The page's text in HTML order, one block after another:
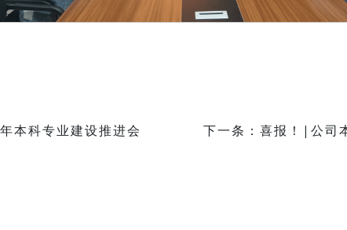
本科专业建设推进会
下一条：喜报！|公司